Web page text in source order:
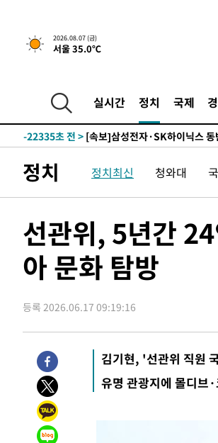
2026.08.07 (금)
서울 35.0℃
실시간 정치 국제
-25196초 전 >[속보]'300억원대 사기 혐의' 차
-24390초 전 >"미 전국적 살모네라 식중독 원
-22784초 전 >
[속보]합수본, '투표율 허위 입
압수수색
-22539초 전 >
-22335초 전 > [속보]삼성전자·SK하이닉스
-22289초 전 >
[속보]코스피, 6300선 재탈환
-19454초 전 >시리아 다마스쿠스 교외에서 미
-13716초 전 >이란, 호르무즈서 "적국 목표물
례 큰 폭발음
-12431초 전 >[속보]美, 폴리실리콘 수입 규제
발효
-10582초 전 >[속보]트럼프, 美 원정출산 금지
-29500초 전 >[속보]'채상병 순직 책임' 임성근,
-29366초 전 >[속보]종합특검, '관저이전 봐주
-25966초 전 >
민주 콩고 에볼라환자 4천명
-25216초 전 >
[속보]'300억원대 사기 혐의'
-24410초 전 >
"미 전국적 살모네라 식중독 원
-22923초 전 >
-22804초 전 >
정치 정치최신 청와대
선관위, 5년간
아 문화 탐방
등록 2026.06.17 09:19:16
김기현, '선관위 직원
유명 관광지에 몰디브